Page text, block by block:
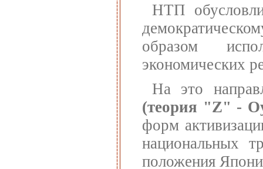
НТП
образом
экономических
На это
(теория "Z" -
форм
национальных
положения